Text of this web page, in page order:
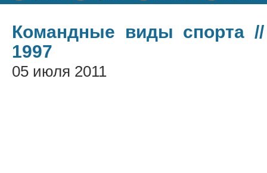
Командные виды спорта
1997
05 июля 2011